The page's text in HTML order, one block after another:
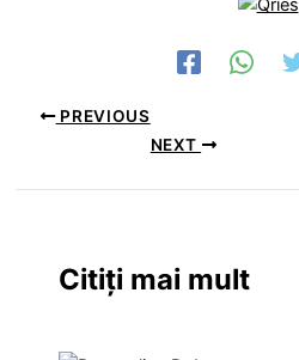
PREVIOUS
NEXT
Citiți mai mult